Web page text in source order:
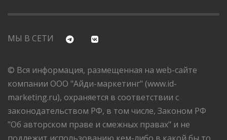
МЫ В СЕТИ
© Вся информация, размещенная на web-сайте
компании ООО "Айди-маркетинг" (www.id-
marketing.ru), охраняется в соответствии с
законодательством РФ, в том числе, Законом РФ
"Об авторском праве и смежных правах" и не